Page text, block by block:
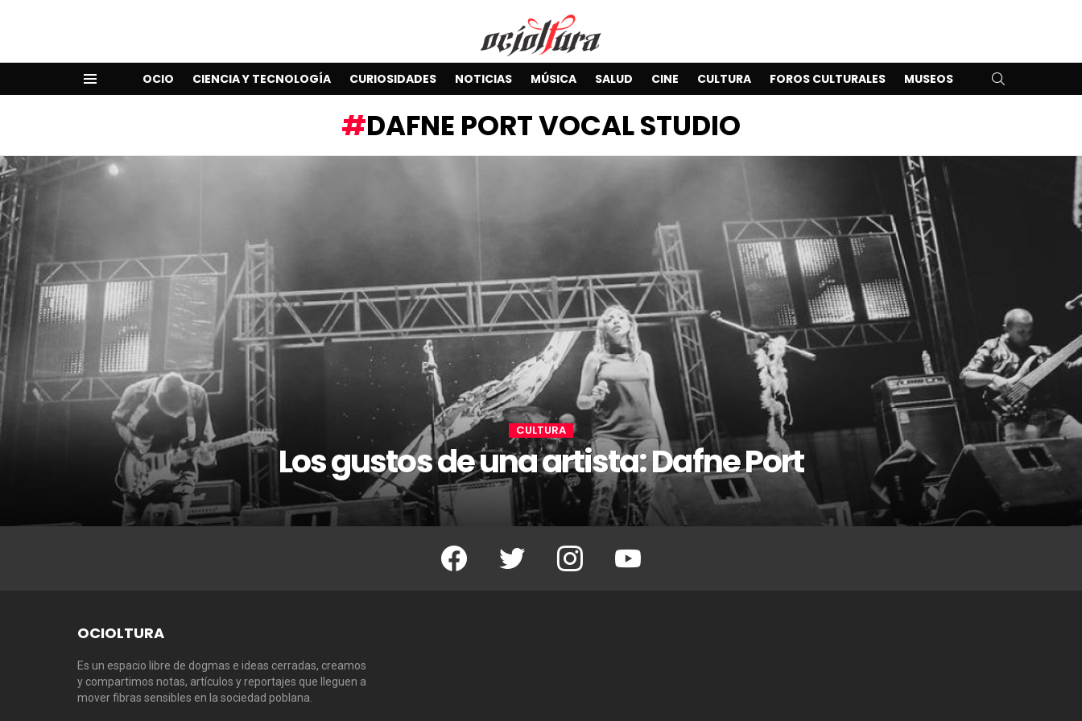
OCIO CIENCIA Y TECNOLOGÍA CURIOSIDADES NOTICIAS MÚSICA SALUD CINE CULTURA FOROS CULTURALES MUSEOS
DAFNE PORT VOCAL STUDIO
CULTURA
Los gustos de una artista: Dafne Port
Facebook Twitter Instagram Youtube
OCIOLTURA
Es un espacio libre de dogmas e ideas cerradas, creamos
y compartimos notas, artículos y reportajes que lleguen a
mover fibras sensibles en la sociedad poblana.